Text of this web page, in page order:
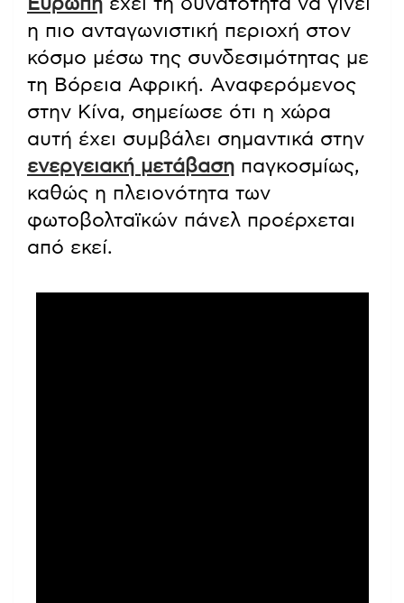
η πιο ανταγωνιστική περιοχή στον
κόσμο μέσω της συνδεσιμότητας με
τη Βόρεια Αφρική. Αναφερόμενος
στην Κίνα, σημείωσε ότι η χώρα
αυτή έχει συμβάλει σημαντικά στην
ενεργειακή μετάβαση παγκοσμίως,
καθώς η πλειονότητα των
φωτοβολταϊκών πάνελ προέρχεται
από εκεί.